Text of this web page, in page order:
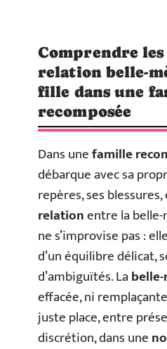
Comprendre les
relation belle-
fille dans une
recomposée
Dans unefamille
débarque avec sa
repères, ses
relationentre la
ne s’improvise pas :
d’un équilibre délicat,
d’ambiguïtés. La
effacée, ni
juste place, entre
discrétion, dans une